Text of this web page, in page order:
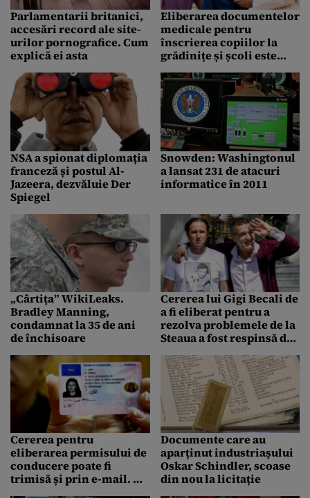
Parlamentarii britanici,
accesări record ale site-
urilor pornografice. Cum
explică ei asta
Eliberarea documentelor
medicale pentru
înscrierea copiilor la
grădinițe și școli este
gratuită
NSA a spionat diplomația
franceză și postul Al-
Jazeera, dezvăluie Der
Spiegel
Snowden: Washingtonul
a lansat 231 de atacuri
informatice în 2011
„Cârtița” WikiLeaks.
Bradley Manning,
condamnat la 35 de ani
de închisoare
Cererea lui Gigi Becali de
a fi eliberat pentru a
rezolva problemele de la
Steaua a fost respinsă de
Cererea pentru
eliberarea permisului de
conducere poate fi
trimisă și prin e-mail. Ce
Documente care au
aparținut industriașului
Oskar Schindler, scoase
din nou la licitație